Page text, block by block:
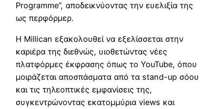
Programme”, αποδεικνύοντας την ευελιξία της
ως περφόρμερ.
Η Millican εξακολουθεί να εξελίσσεται στην
καριέρα της διεθνώς, υιοθετώντας νέες
πλατφόρμες έκφρασης όπως το YouTube, όπου
μοιράζεται αποσπάσματα από τα stand-up σόου
και τις τηλεοπτικές εμφανίσεις της,
συγκεντρώνοντας εκατομμύρια views και